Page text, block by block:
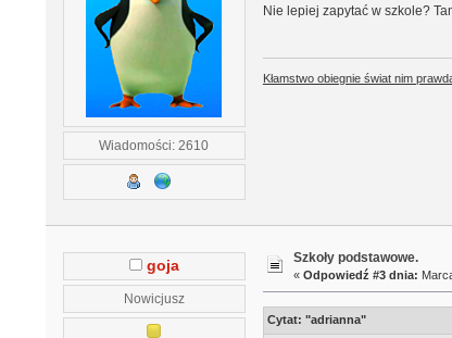
Wiadomości: 2610
Nie lepiej zapytać w szkole?
Kłamstwo obiegnie świat nim
goja
Nowicjusz
Szkoły podstawowe.
«Odpowiedź #3 dnia:
Cytat: "adrianna"